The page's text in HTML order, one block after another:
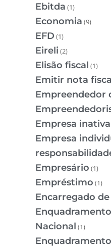
Ebitda (1)
Economia (9)
EFD (1)
Eireli (2)
Elisão fiscal (1)
Emitir nota
Empreendedor
Empresa inativa
Empresa
Empresário (1)
Empréstimo (1)
Encarregado
Nacional (1)